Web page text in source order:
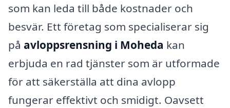
som kan leda till både kostnader och
besvär. Ett företag som specialiserar sig
på avloppsrensning i Moheda kan
erbjuda en rad tjänster som är utformade
för att säkerställa att dina avlopp
fungerar effektivt och smidigt. Oavsett